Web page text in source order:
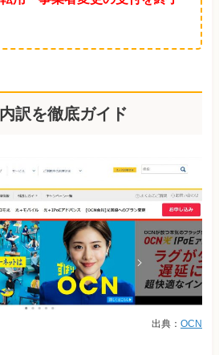
訳を徹底ガイド
出典： OCN